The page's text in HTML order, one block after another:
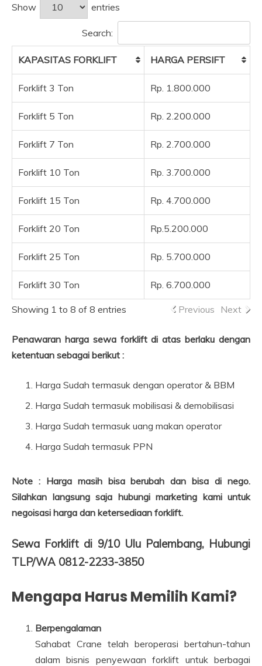
Show entries
Search:
KAPASITAS FORKLIFT HARGA PERSIFT
Forklift 3 Ton Rp. 1.800.000
Forklift 5 Ton Rp. 2.200.000
Forklift 7 Ton Rp. 2.700.000
Forklift 10 Ton Rp. 3.700.000
Forklift 15 Ton Rp. 4.700.000
Forklift 20 Ton Rp.5.200.000
Forklift 25 Ton Rp. 5.700.000
Forklift 30 Ton Rp. 6.700.000
Showing 1 to 8 of 8 entries Previous Next
Penawaran harga sewa forklift di atas berlaku dengan
ketentuan sebagai berikut :
Harga Sudah termasuk dengan operator & BBM
Harga Sudah termasuk mobilisasi & demobilisasi
Harga Sudah termasuk uang makan operator
Harga Sudah termasuk PPN
Note : Harga masih bisa berubah dan bisa di nego.
Silahkan langsung saja hubungi marketing kami untuk
negoisasi harga dan ketersediaan forklift.
Sewa Forklift di 9/10 Ulu Palembang, Hubungi
TLP/WA 0812-2233-3850
Mengapa Harus Memilih Kami?
Berpengalaman
Sahabat Crane telah beroperasi bertahun-tahun
dalam bisnis penyewaan forklift untuk berbagai